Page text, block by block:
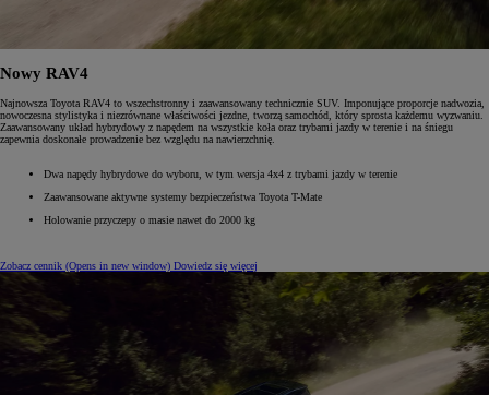
Nowy RAV4
Najnowsza Toyota RAV4 to wszechstronny i zaawansowany technicznie SUV. Imponujące proporcje nadwozia,
nowoczesna stylistyka i niezrównane właściwości jezdne, tworzą samochód, który sprosta każdemu wyzwaniu.
Zaawansowany układ hybrydowy z napędem na wszystkie koła oraz trybami jazdy w terenie i na śniegu
zapewnia doskonałe prowadzenie bez względu na nawierzchnię.
Dwa napędy hybrydowe do wyboru, w tym wersja 4x4 z trybami jazdy w terenie
Zaawansowane aktywne systemy bezpieczeństwa Toyota T-Mate
Holowanie przyczepy o masie nawet do 2000 kg
Zobacz cennik (Opens in new window) Dowiedz się więcej